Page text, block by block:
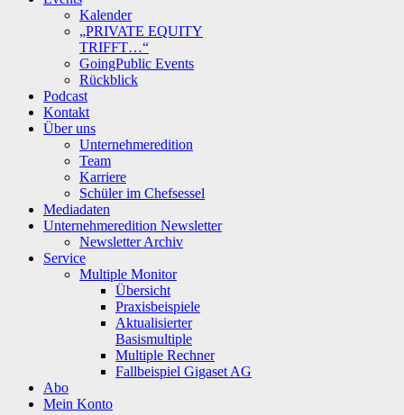
Kalender
„PRIVATE EQUITY
TRIFFT…“
GoingPublic Events
Rückblick
Podcast
Kontakt
Über uns
Unternehmeredition
Team
Karriere
Schüler im Chefsessel
Mediadaten
Unternehmeredition Newsletter
Newsletter Archiv
Service
Multiple Monitor
Übersicht
Praxisbeispiele
Aktualisierter
Basismultiple
Multiple Rechner
Fallbeispiel Gigaset AG
Abo
Mein Konto